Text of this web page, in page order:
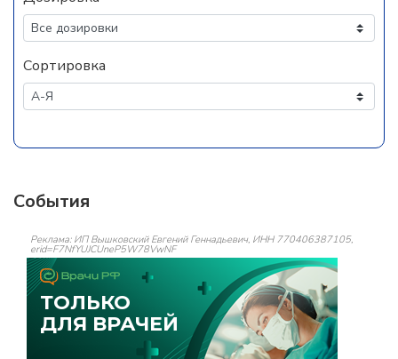
Сортировка
События
Реклама: ИП Вышковский Евгений Геннадьевич, ИНН 770406387105,
erid=F7NfYUJCUneP5W78VwNF